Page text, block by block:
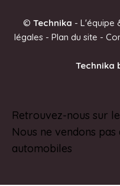
© Technika - L'équipe
légales- Plan du site -
Technika
Retrouvez-nous sur
Nous ne vendons
automobiles